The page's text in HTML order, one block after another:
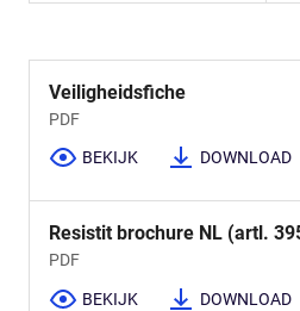
Veiligheidsfiche
PDF
BEKIJK DOWNLOAD
Resistit brochure NL (artl.
PDF
BEKIJK DOWNLOAD